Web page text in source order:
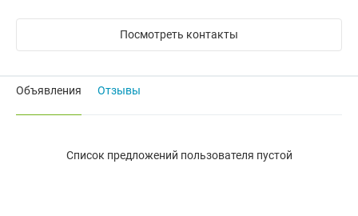
Объявления Отзывы
Список предложений пользователя пустой
Посмотреть контакты